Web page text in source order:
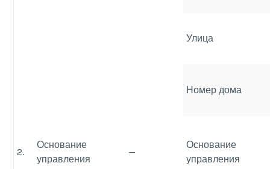
Улица
Номер дома
2.
Основание
управления
—
Основание
управления